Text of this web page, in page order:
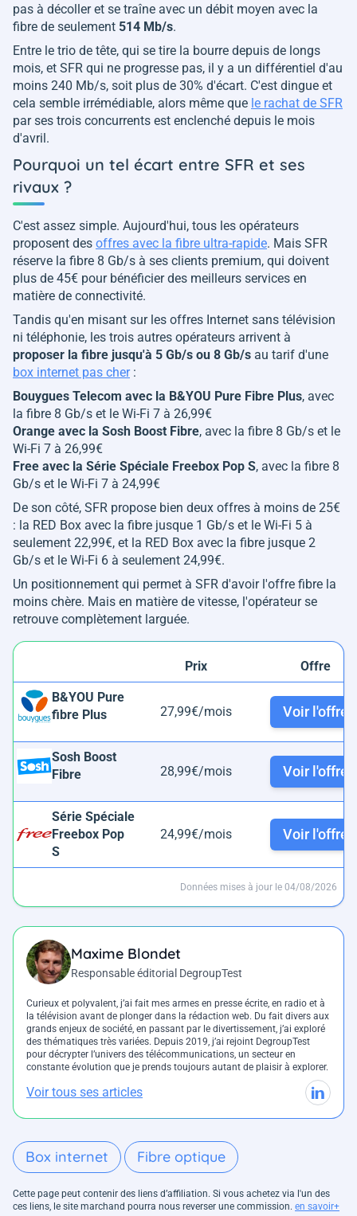
pas à décoller et se traîne avec un débit moyen avec la
fibre de seulement 514 Mb/s.
Entre le trio de tête, qui se tire la bourre depuis de longs
mois, et SFR qui ne progresse pas, il y a un différentiel d'au
moins 240 Mb/s, soit plus de 30% d'écart. C'est dingue et
cela semble irrémédiable, alors même que le rachat de SFR
par ses trois concurrents est enclenché depuis le mois
d'avril.
Pourquoi un tel écart entre SFR et ses
rivaux ?
C'est assez simple. Aujourd'hui, tous les opérateurs
proposent des offres avec la fibre ultra-rapide. Mais SFR
réserve la fibre 8 Gb/s à ses clients premium, qui doivent
plus de 45€ pour bénéficier des meilleurs services en
matière de connectivité.
Tandis qu'en misant sur les offres Internet sans télévision
ni téléphonie, les trois autres opérateurs arrivent à
proposer la fibre jusqu'à 5 Gb/s ou 8 Gb/s au tarif d'une
box internet pas cher:
Bouygues Telecom avec la B&YOU Pure Fibre Plus, avec
la fibre 8 Gb/s et le Wi-Fi 7 à 26,99€
Orange avec la Sosh Boost Fibre, avec la fibre 8 Gb/s et le
Wi-Fi 7 à 26,99€
Free avec la Série Spéciale Freebox Pop S, avec la fibre 8
Gb/s et le Wi-Fi 7 à 24,99€
De son côté, SFR propose bien deux offres à moins de 25€
: la RED Box avec la fibre jusque 1 Gb/s et le Wi-Fi 5 à
seulement 22,99€, et la RED Box avec la fibre jusque 2
Gb/s et le Wi-Fi 6 à seulement 24,99€.
Un positionnement qui permet à SFR d'avoir l'offre fibre la
moins chère. Mais en matière de vitesse, l'opérateur se
retrouve complètement larguée.
Prix Offre
B&YOU Pure
fibre Plus
27,99€/mois Voir l'offre
Sosh Boost
Fibre
28,99€/mois Voir l'offre
Série Spéciale
Freebox Pop
S
24,99€/mois Voir l'offre
Données mises à jour le 04/08/2026
Maxime Blondet
Responsable éditorial DegroupTest
Curieux et polyvalent, j’ai fait mes armes en presse écrite, en radio et à
la télévision avant de plonger dans la rédaction web. Du fait divers aux
grands enjeux de société, en passant par le divertissement, j’ai exploré
des thématiques très variées. Depuis 2019, j’ai rejoint DegroupTest
pour décrypter l’univers des télécommunications, un secteur en
constante évolution que je prends toujours autant de plaisir à explorer.
Voir tous ses articles
Box internet Fibre optique
Cette page peut contenir des liens d’affiliation. Si vous achetez via l'un des
ces liens, le site marchand pourra nous reverser une commission. en savoir+